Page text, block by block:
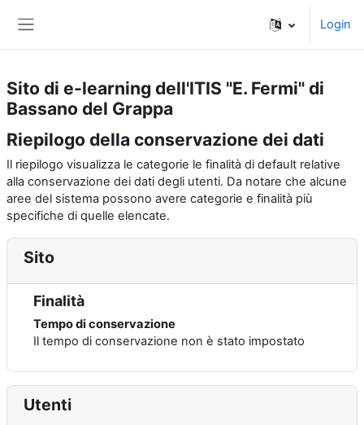
Login
Sito di e-learning dell'ITIS "E. Fermi" di
Bassano del Grappa
Riepilogo della conservazione dei dati
Il riepilogo visualizza le categorie le finalità di default relative
alla conservazione dei dati degli utenti. Da notare che alcune
aree del sistema possono avere categorie e finalità più
specifiche di quelle elencate.
Sito
Finalità
Tempo di conservazione
Il tempo di conservazione non è stato impostato
Utenti